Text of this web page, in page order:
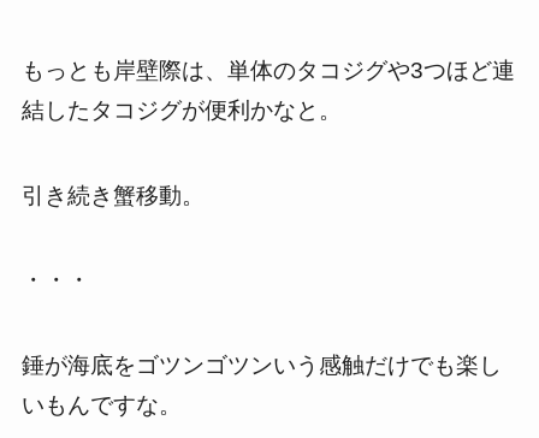
もっとも岸壁際は、単体のタコジグや3つほど連
結したタコジグが便利かなと。
引き続き蟹移動。
・・・
錘が海底をゴツンゴツンいう感触だけでも楽し
いもんですな。